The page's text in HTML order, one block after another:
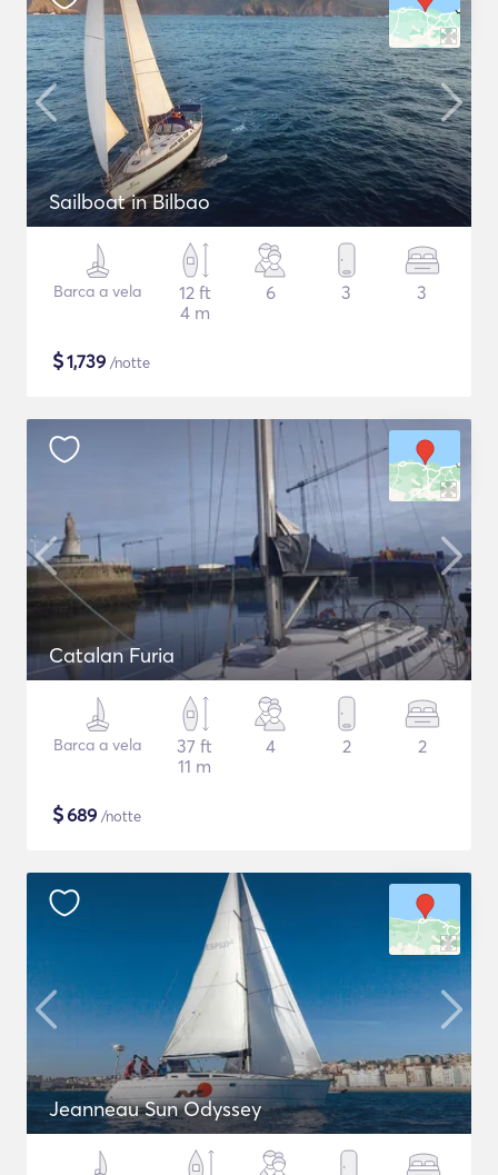
Sailboat in Bilbao
Barca a vela
12 ft
4 m
6 3 3
$1,739 /notte
Catalan Furia
Barca a vela
37 ft
11 m
4 2 2
$689 /notte
Jeanneau Sun Odyssey